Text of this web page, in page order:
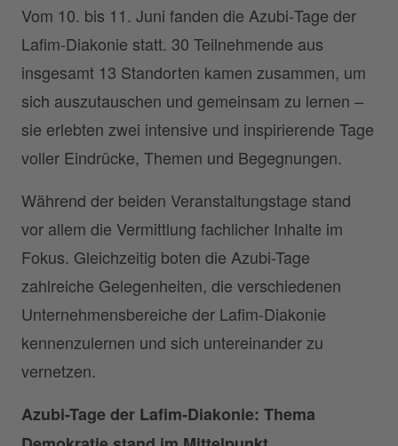
Vom 10. bis 11. Juni fanden die Azubi‑Tage der
Lafim‑Diakonie statt. 30 Teilnehmende aus
insgesamt 13 Standorten kamen zusammen, um
sich auszutauschen und gemeinsam zu lernen –
sie erlebten zwei intensive und inspirierende Tage
voller Eindrücke, Themen und Begegnungen.
Während der beiden Veranstaltungstage stand
vor allem die Vermittlung fachlicher Inhalte im
Fokus. Gleichzeitig boten die Azubi-Tage
zahlreiche Gelegenheiten, die verschiedenen
Unternehmensbereiche der Lafim-Diakonie
kennenzulernen und sich untereinander zu
vernetzen.
Azubi-Tage der Lafim-Diakonie: Thema